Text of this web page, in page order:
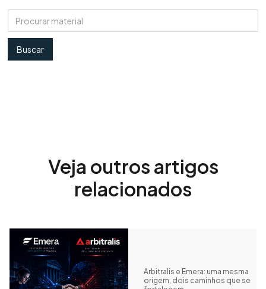
Veja outros artigos
relacionados
Arbitralis e Emera: uma mesma
origem, dois caminhos que se